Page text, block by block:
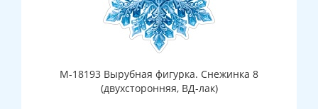
М-18193 Вырубная фигурка. Снежинка 8
(двухсторонняя, ВД-лак)